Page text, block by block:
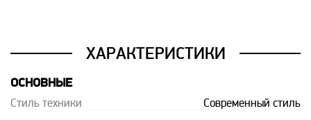
ХАРАКТЕРИСТИКИ
ОСНОВНЫЕ
Стиль техники Современный стиль